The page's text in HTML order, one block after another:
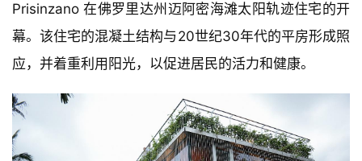
Prisinzano 在佛罗里达州迈阿密海滩太阳轨迹住宅的开
幕。该住宅的混凝土结构与20世纪30年代的平房形成照
应，并着重利用阳光，以促进居民的活力和健康。